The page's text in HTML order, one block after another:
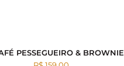
PESSEGUEIRO & BROWNIE